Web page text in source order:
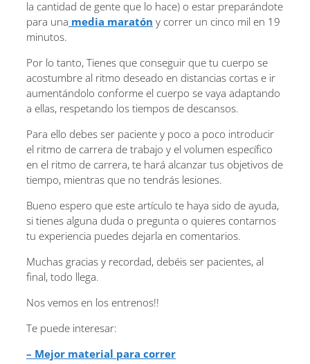
la cantidad de gente que lo hace) o estar preparándote
para una media maratón y correr un cinco mil en 19
minutos.
Por lo tanto, Tienes que conseguir que tu cuerpo se
acostumbre al ritmo deseado en distancias cortas e ir
aumentándolo conforme el cuerpo se vaya adaptando
a ellas, respetando los tiempos de descansos.
Para ello debes ser paciente y poco a poco introducir
el ritmo de carrera de trabajo y el volumen específico
en el ritmo de carrera, te hará alcanzar tus objetivos de
tiempo, mientras que no tendrás lesiones.
Bueno espero que este artículo te haya sido de ayuda,
si tienes alguna duda o pregunta o quieres contarnos
tu experiencia puedes dejarla en comentarios.
Muchas gracias y recordad, debéis ser pacientes, al
final, todo llega.
Nos vemos en los entrenos!!
Te puede interesar:
– Mejor material para correr